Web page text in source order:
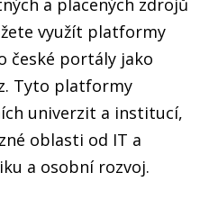
a placených zdrojů
využít platformy
české portály jako
Tyto platformy
univerzit a institucí,
oblasti od IT a
a osobní rozvoj.